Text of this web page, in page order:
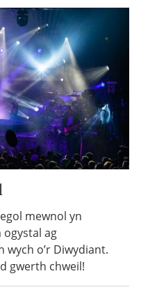
mewnol yn
ag
o’r Diwydiant.
gwerth chweil!